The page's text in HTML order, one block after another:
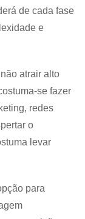
de cada fase
e
atrair alto
se fazer
redes
o
levar
para